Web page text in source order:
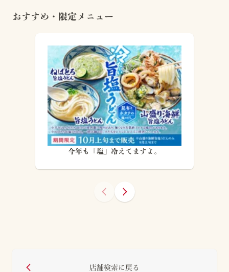
おすすめ・限定メニュー
今年も「塩」冷えてますよ。
店舗検索に戻る